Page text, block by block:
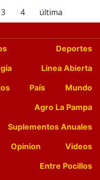
3 4 última
Deportes
Linea Abierta
País
Mundo
Agro La Pampa
Suplementos Anuales
Opinion
Videos
Entre Pocillos